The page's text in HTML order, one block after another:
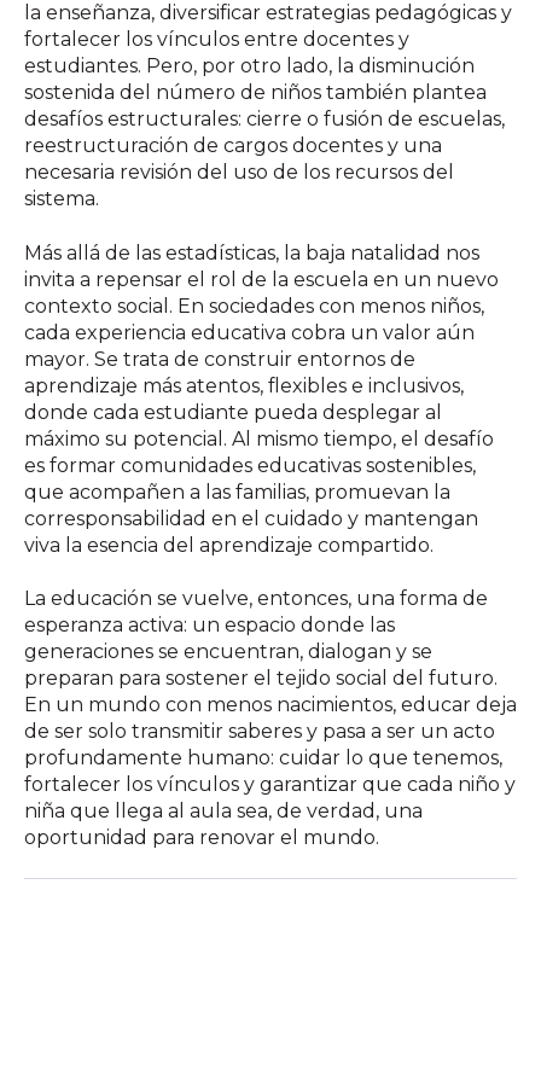
la enseñanza, diversificar estrategias pedagógicas y
fortalecer los vínculos entre docentes y
estudiantes. Pero, por otro lado, la disminución
sostenida del número de niños también plantea
desafíos estructurales: cierre o fusión de escuelas,
reestructuración de cargos docentes y una
necesaria revisión del uso de los recursos del
sistema.
Más allá de las estadísticas, la baja natalidad nos
invita a repensar el rol de la escuela en un nuevo
contexto social. En sociedades con menos niños,
cada experiencia educativa cobra un valor aún
mayor. Se trata de construir entornos de
aprendizaje más atentos, flexibles e inclusivos,
donde cada estudiante pueda desplegar al
máximo su potencial. Al mismo tiempo, el desafío
es formar comunidades educativas sostenibles,
que acompañen a las familias, promuevan la
corresponsabilidad en el cuidado y mantengan
viva la esencia del aprendizaje compartido.
La educación se vuelve, entonces, una forma de
esperanza activa: un espacio donde las
generaciones se encuentran, dialogan y se
preparan para sostener el tejido social del futuro.
En un mundo con menos nacimientos, educar deja
de ser solo transmitir saberes y pasa a ser un acto
profundamente humano: cuidar lo que tenemos,
fortalecer los vínculos y garantizar que cada niño y
niña que llega al aula sea, de verdad, una
oportunidad para renovar el mundo.